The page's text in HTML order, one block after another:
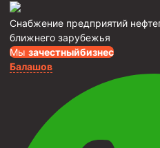
Снабжение предприятий
ближнего зарубежья
Мы зачестныйбизнес
Балашов